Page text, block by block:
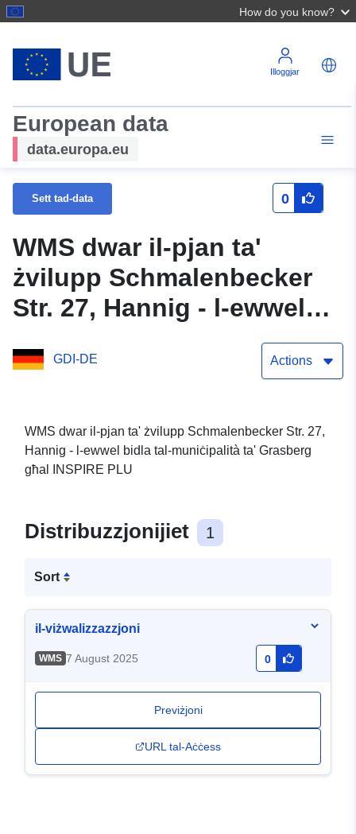
How do you know?
Illoggjar
European data
data.europa.eu
Sett tad-data 0
WMS dwar il-pjan ta'
żvilupp Schmalenbecker
Str. 27, Hannig - l-ewwel
bidla tal-muniċipalità ta'
Grasberg għal INSPIRE
GDI-DE Actions
WMS dwar il-pjan ta' żvilupp Schmalenbecker Str. 27,
Hannig - l-ewwel bidla tal-muniċipalità ta' Grasberg
għal INSPIRE PLU
Distribuzzjonijiet 1
Sort
il-viżwalizzazzjoni
WMS 7 August 2025 0
Previżjoni
URL tal-Aċċess